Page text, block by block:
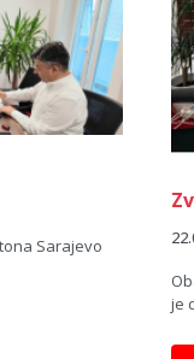
Sarajevo
je